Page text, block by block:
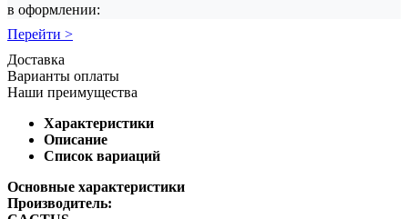
в оформлении:
Перейти >
Доставка
Варианты оплаты
Наши преимущества
Характеристики
Описание
Список вариаций
Основные характеристики
Производитель: